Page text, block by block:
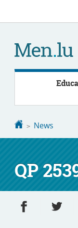
Homepage
News
QP
Share on